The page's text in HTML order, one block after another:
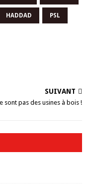
HADDAD PSL
SUIVANT
sont pas des usines à bois !